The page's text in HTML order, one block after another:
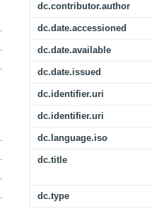
dc.contributor.author
dc.date.accessioned
dc.date.available
dc.date.issued
dc.identifier.uri
dc.identifier.uri
dc.language.iso
dc.title
dc.type